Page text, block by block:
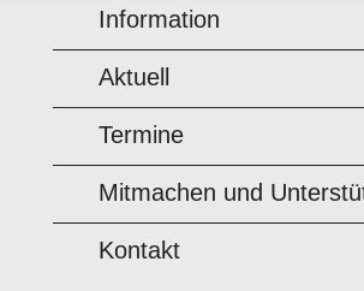
Information
Aktuell
Termine
Mitmachen und
Kontakt